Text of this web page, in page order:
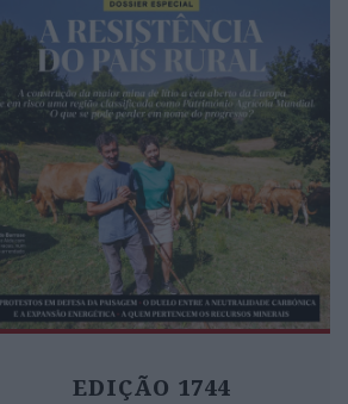
EDIÇÃO 1744